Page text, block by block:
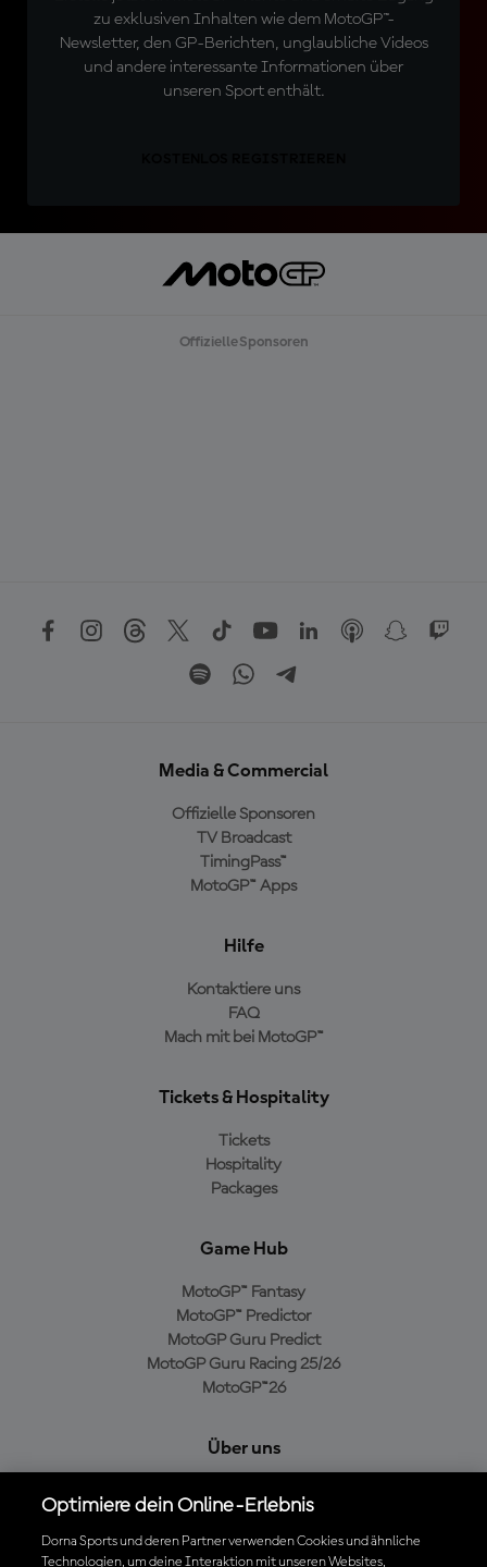
zu exklusiven Inhalten wie dem MotoGP™-
Newsletter, den GP-Berichten, unglaubliche Videos
und andere interessante Informationen über
unseren Sport enthält.
Offizielle Sponsoren
Media & Commercial
Offizielle Sponsoren
TV Broadcast
TimingPass™
MotoGP™ Apps
Hilfe
Kontaktiere uns
FAQ
Mach mit bei MotoGP™
Tickets & Hospitality
Tickets
Hospitality
Packages
Game Hub
MotoGP™ Fantasy
MotoGP™ Predictor
MotoGP Guru Predict
MotoGP Guru Racing 25/26
MotoGP™26
Über uns
Cookie-Richtlinien
Geschäftsbedingungen
Optimiere dein Online-Erlebnis
Dorna Sports und deren Partner verwenden Cookies und ähnliche
Technologien, um deine Interaktion mit unseren Websites,